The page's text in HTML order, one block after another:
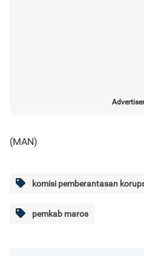
(MAN)
komisi pemberantasan
pemkab maros